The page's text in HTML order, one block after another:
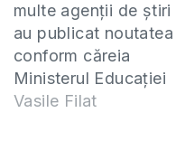
multe agenţii de ştiri
au publicat noutatea
conform căreia
Ministerul Educaţiei
merge în
Vasile Filat